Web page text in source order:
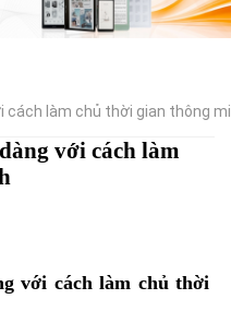
cách làm chủ thời gian thông
với cách làm
với cách làm chủ thời